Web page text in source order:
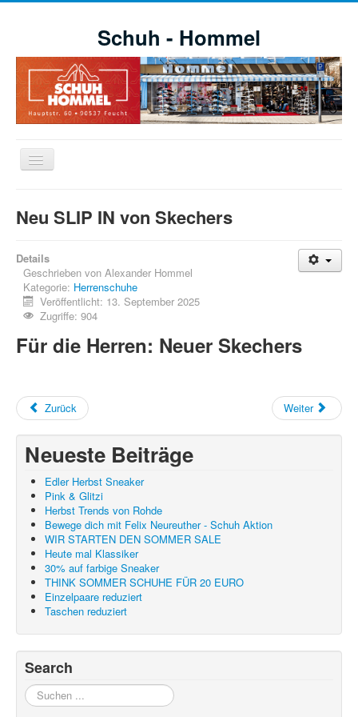
Schuh - Hommel
Navigation
an/aus
Schuhe
Aktuelle Aktionen
Markensortiment
Öffnungszeiten
Impressionen
Unser Team
Neu SLIP IN von Skechers
Details
Geschrieben von Alexander Hommel
Kategorie: Herrenschuhe
Veröffentlicht: 13. September 2025
Zugriffe: 904
Für die Herren: Neuer Skechers
Zurück Weiter
Neueste Beiträge
Edler Herbst Sneaker
Pink & Glitzi
Herbst Trends von Rohde
Bewege dich mit Felix Neureuther - Schuh Aktion
WIR STARTEN DEN SOMMER SALE
Heute mal Klassiker
30% auf farbige Sneaker
THINK SOMMER SCHUHE FÜR 20 EURO
Einzelpaare reduziert
Taschen reduziert
Search
Suchen
...